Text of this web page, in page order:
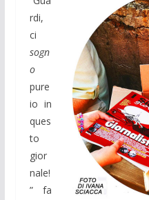
rdi,
ci
sogn
o
pure
io in
ques
to
gior
nale!
” fa